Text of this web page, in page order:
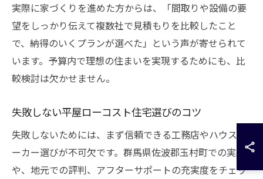
実際に家づくりを進めた方からは、「間取りや設備の要
望をしっかり伝えて複数社で見積もりを比較したこと
で、納得のいくプランが選べた」という声が寄せられて
います。予算内で理想の住まいを実現するためにも、比
較検討は欠かせません。
失敗しない平屋ローコスト住宅選びのコツ
失敗しないためには、まず信頼できる工務店やハウスメ
ーカー選びが不可欠です。群馬県佐波郡玉村町での実績
や、地元での評判、アフターサポートの充実度をチェッ